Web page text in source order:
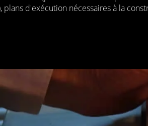
plans d'exécution nécessaires à la